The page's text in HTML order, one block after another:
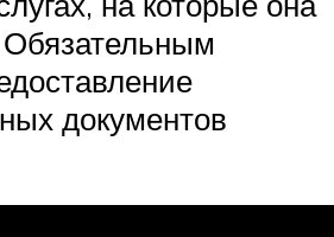
документов